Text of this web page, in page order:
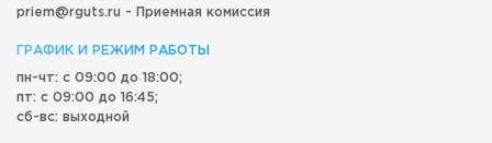
priem@rguts.ru - Приемная комиссия
ГРАФИК И РЕЖИМ РАБОТЫ
пн-чт: с 09:00 до 18:00;
пт: с 09:00 до 16:45;
сб-вс: выходной